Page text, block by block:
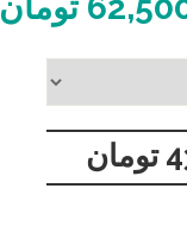
تومان
تومان